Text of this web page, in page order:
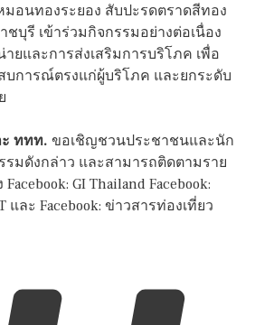
มอนทองระยอง สับปะรดตราดสีทอง
บุรี เข้าร่วมกิจกรรมอย่างต่อเนื่อง
ยและการส่งเสริมการบริโภค เพื่อ
บการณ์ตรงแก่ผู้บริโภค และยกระดับ
ททท. ขอเชิญชวนประชาชนและนัก
รมดังกล่าว และสามารถติดตามราย
GI Thailand Facebook:
ละ Facebook: ข่าวสารท่องเที่ยว